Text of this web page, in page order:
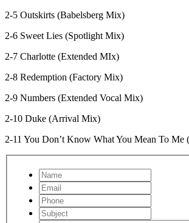
2-5 Outskirts (Babelsberg Mix)
2-6 Sweet Lies (Spotlight Mix)
2-7 Charlotte (Extended MIx)
2-8 Redemption (Factory Mix)
2-9 Numbers (Extended Vocal Mix)
2-10 Duke (Arrival Mix)
2-11 You Don’t Know What You Mean To Me